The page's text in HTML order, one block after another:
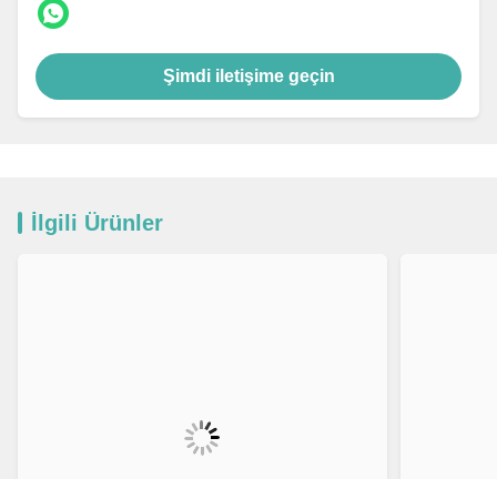
Şimdi iletişime geçin
İlgili Ürünler